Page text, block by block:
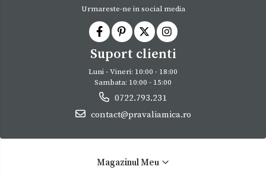
Urmareste-ne in social media
Suport clienti
Luni - Vineri: 10:00 - 18:00
Sambata: 10:00 - 15:00
0722.793.231
contact@pravaliamica.ro
Magazinul Meu